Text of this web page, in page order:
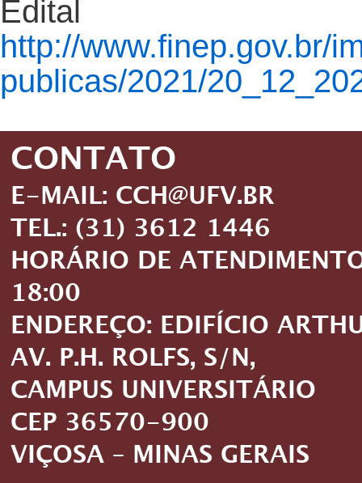
Edital
http://www.finep.gov.br/
publicas/2021/
CONTATO
E-MAIL: CCH@UFV.BR
TEL.: (31) 3612 1446
HORÁRIO DE
18:00
ENDEREÇO: EDIFÍCIO
AV. P.H. ROLFS, S/N,
CAMPUS UNIVERSITÁRIO
CEP 36570-900
VIÇOSA – MINAS GERAIS